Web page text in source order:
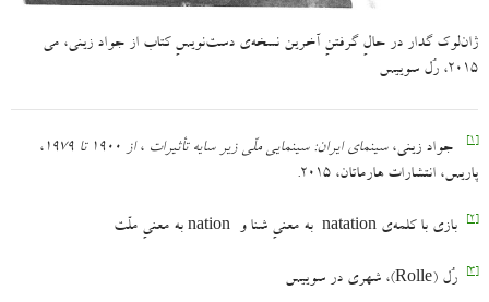
ژان‌لوک گدار در حالِ گرفتنِ آخرین نسخه‌ی دست‌نویسِ کتاب از جواد زینی، می
۲۰۱۵، رُل سوییس
[۱] جواد زینی،سینمای ایران: سینمایی ملّی زیر سایه تأثیرات ،از ۱۹۰۰ تا ۱۹۷۹
،
پاریس، انتشارات هارماتان، ۲۰۱۵.
[۲] بازی با کلمه‌ی natation به معنیِ شنا و nation به معنیِ ملّت
[۳] رُل (Rolle)، شهری در سوییس